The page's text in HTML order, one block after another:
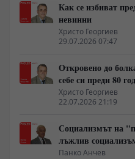
Как се избиват
невинни
Христо Георгиев
29.07.2026 07:47
Откровено до
себе си преди 80
Христо Георгиев
22.07.2026 21:19
Социализмът на
лъжлив
Панко Анчев